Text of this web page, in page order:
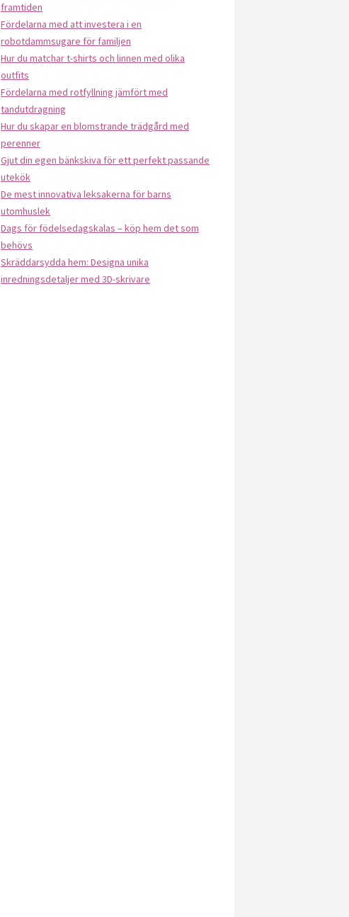
framtiden
Fördelarna med att investera i en
robotdammsugare för familjen
Hur du matchar t-shirts och linnen med olika
outfits
Fördelarna med rotfyllning jämfört med
tandutdragning
Hur du skapar en blomstrande trädgård med
perenner
Gjut din egen bänkskiva för ett perfekt passande
utekök
De mest innovativa leksakerna för barns
utomhuslek
Dags för födelsedagskalas – köp hem det som
behövs
Skräddarsydda hem: Designa unika
inredningsdetaljer med 3D-skrivare